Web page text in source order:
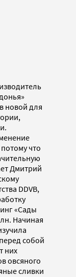
новой для
что
Дмитрий
DDVB,
«Сады
Начиная
собой
них
овсяного
сливки